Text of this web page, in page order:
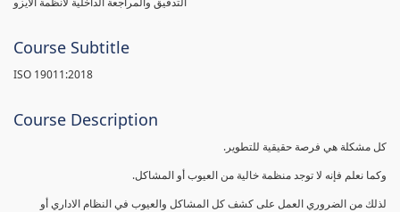
Course Subtitle
ISO 19011:2018
Course Description
كل مشكلة هي فرصة حقيقية للتطوير.
وكما نعلم فإنه لا توجد منظمة خالية من العيوب أو المشاكل.
لذلك من الضروري العمل على كشف كل المشاكل والعيوب في النظام الاداري أو